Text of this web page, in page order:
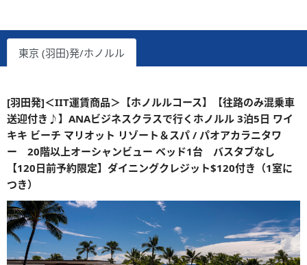
東京 (羽田)発/ホノルル
[羽田発]＜IIT運賃商品＞【ホノルルコース】【往路のみ混乗車
送迎付き♪】ANAビジネスクラスで行くホノルル 3泊5日 ワイ
キキ ビーチ マリオット リゾート＆スパ / パオアカラニタワ
ー 20階以上オーシャンビュー ベッド1台 バスタブなし
【120日前予約限定】ダイニングクレジット$120付き（1室に
つき）